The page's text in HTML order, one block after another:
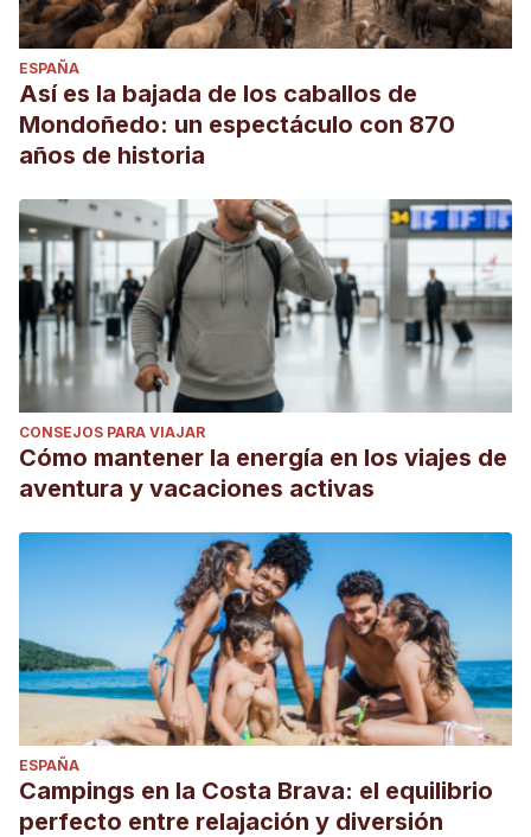
censorship
ESPAÑA
Así es la bajada de los caballos de
Mondoñedo: un espectáculo con 870
años de historia
CONSEJOS PARA VIAJAR
Cómo mantener la energía en los viajes de
aventura y vacaciones activas
ESPAÑA
Campings en la Costa Brava: el equilibrio
perfecto entre relajación y diversión